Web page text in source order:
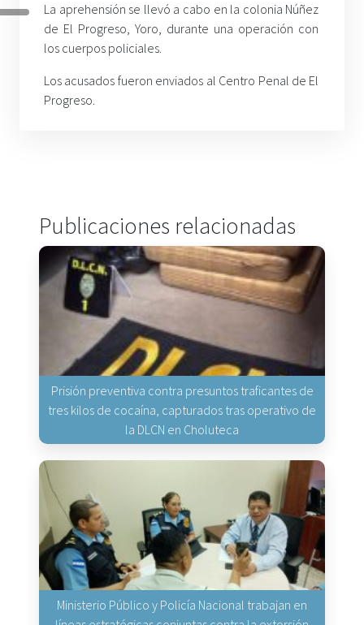
La aprehensión se llevó a cabo en la colonia Núñez
de El Progreso, Yoro, durante una operación con
los cuerpos policiales.
Los acusados fueron enviados al Centro Penal de El
Progreso.
Publicaciones relacionadas
Prisión preventiva contra presuntos traficantes de
tres kilos de cocaína, capturados tras operativo de
la DLCN en Choluteca
Ministerio Público y Policía Nacional trabajan en